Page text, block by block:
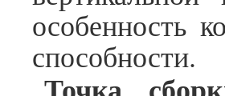
особенность
способности.